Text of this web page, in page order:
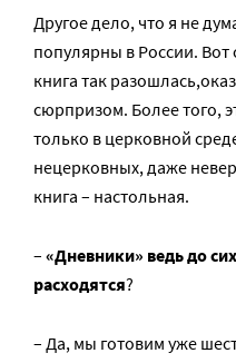
Другое дело, что я не
популярны в России. Вот
книга так
сюрпризом. Более того,
только в церковной
нецерковных, даже
книга – настольная.
– «Дневники» ведь до
расходятся?
– Да, мы готовим уже